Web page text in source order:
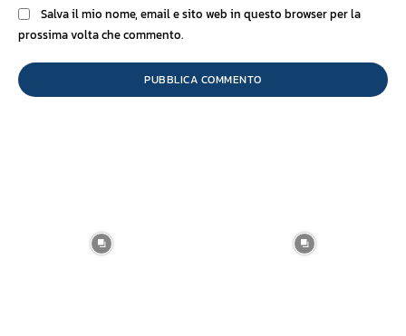
Salva il mio nome, email e sito web in questo browser per la
prossima volta che commento.